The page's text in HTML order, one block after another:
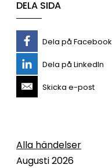
DELA SIDA
Dela på Facebook
Dela på LinkedIn
Skicka e-post
Alla händelser
Augusti 2026